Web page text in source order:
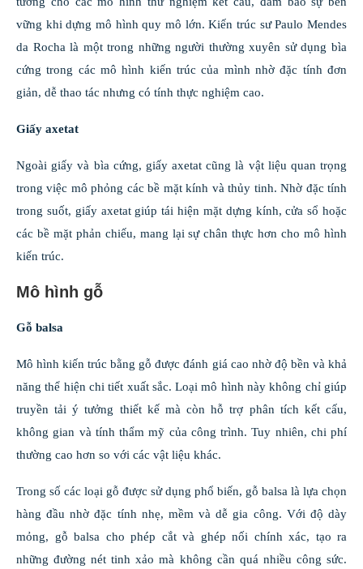
vững khi dựng mô hình quy mô lớn. Kiến trúc sư Paulo Mendes
da Rocha là một trong những người thường xuyên sử dụng bìa
cứng trong các mô hình kiến trúc của mình nhờ đặc tính đơn
giản, dễ thao tác nhưng có tính thực nghiệm cao.
Giấy axetat
Ngoài giấy và bìa cứng, giấy axetat cũng là vật liệu quan trọng
trong việc mô phỏng các bề mặt kính và thủy tinh. Nhờ đặc tính
trong suốt, giấy axetat giúp tái hiện mặt dựng kính, cửa sổ hoặc
các bề mặt phản chiếu, mang lại sự chân thực hơn cho mô hình
kiến trúc.
Mô hình gỗ
Gỗ balsa
Mô hình kiến trúc bằng gỗ được đánh giá cao nhờ độ bền và khả
năng thể hiện chi tiết xuất sắc. Loại mô hình này không chỉ giúp
truyền tải ý tưởng thiết kế mà còn hỗ trợ phân tích kết cấu,
không gian và tính thẩm mỹ của công trình. Tuy nhiên, chi phí
thường cao hơn so với các vật liệu khác.
Trong số các loại gỗ được sử dụng phổ biến, gỗ balsa là lựa chọn
hàng đầu nhờ đặc tính nhẹ, mềm và dễ gia công. Với độ dày
mỏng, gỗ balsa cho phép cắt và ghép nối chính xác, tạo ra
những đường nét tinh xảo mà không cần quá nhiều công sức.